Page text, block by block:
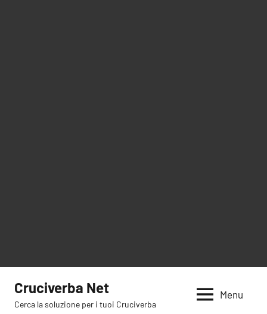
contenuto
Cruciverba Net
Cerca la soluzione per i tuoi Cruciverba
Menu